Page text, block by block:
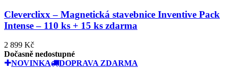
Cleverclixx – Magnetická stavebnice Inventive Pack
Intense – 110 ks + 15 ks zdarma
2 899 Kč
Dočasně nedostupné
NOVINKA
DOPRAVA ZDARMA